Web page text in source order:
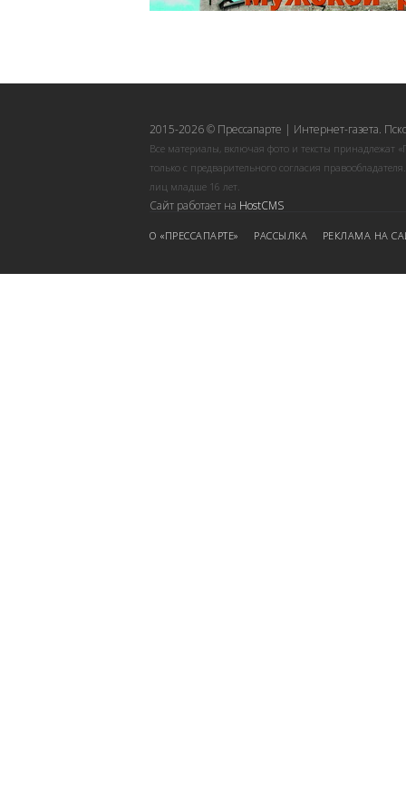
2015-2026 © Прессапарте | Интернет-газета.
Все материалы, включая фото и тексты принадлежат
только с предварительного согласия
лиц младше 16 лет.
Сайт работает на HostCMS
О «ПРЕССАПАРТЕ» РАССЫЛКА РЕКЛАМА НА